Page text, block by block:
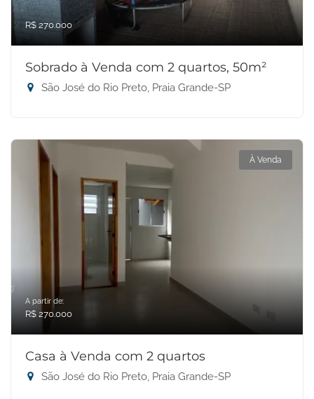
R$ 270.000
Sobrado à Venda com 2 quartos, 50m²
São José do Rio Preto, Praia Grande-SP
À Venda
A partir de:
R$ 270.000
Casa à Venda com 2 quartos
São José do Rio Preto, Praia Grande-SP